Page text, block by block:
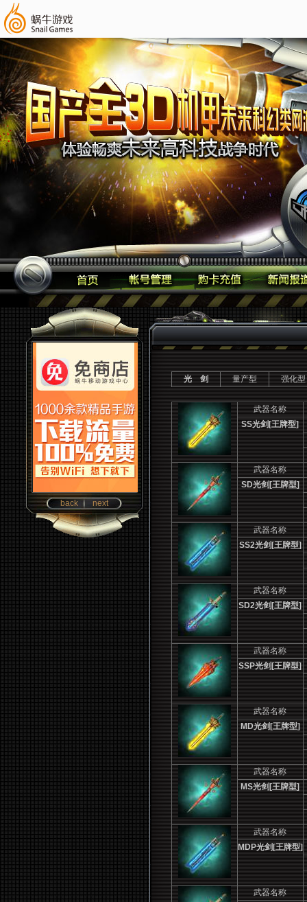
back next
光 剑 量产型 强化型
武器名称
SS光剑[王牌型]
武器名称
SD光剑[王牌型]
武器名称
SS2光剑[王牌型]
武器名称
SD2光剑[王牌型]
武器名称
SSP光剑[王牌型]
武器名称
MD光剑[王牌型]
武器名称
MS光剑[王牌型]
武器名称
MDP光剑[王牌型]
武器名称